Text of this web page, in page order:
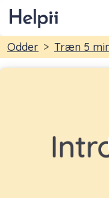
You are here:
Odder Træn 5
Vis næste